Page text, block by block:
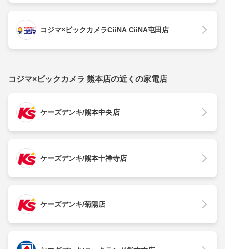
コジマ×ビックカメラCiiNA CiiNA屯田店
コジマ×ビックカメラ 熊本店の近くの家電店
ケーズデンキ/熊本中央店
ケーズデンキ/熊本十禅寺店
ケーズデンキ/菊陽店